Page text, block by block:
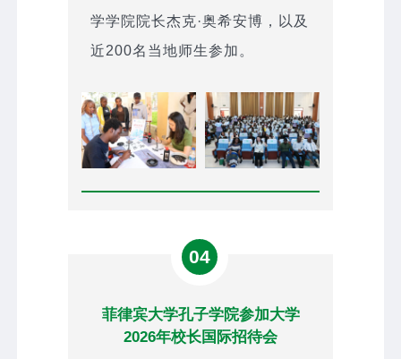
学学院院长杰克·奥希安博，以及
近200名当地师生参加。
04
菲律宾大学孔子学院参加大学
2026年校长国际招待会